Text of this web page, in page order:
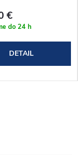
€
do 24 h
DETAIL